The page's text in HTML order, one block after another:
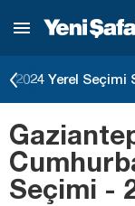
2024 Yerel Seçimi
Seçimi -